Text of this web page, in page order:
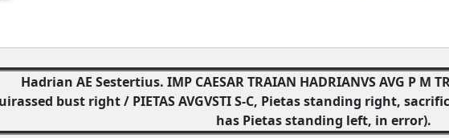
Hadrian AE Sestertius. IMP CAESAR TRAIAN HADRIANVS AVG P M
bust right / PIETAS AVGVSTI S-C, Pietas standing right,
has Pietas standing left, in error).